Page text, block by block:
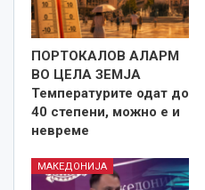
ПОРТОКАЛОВ АЛАРМ
ВО ЦЕЛА ЗЕМЈА
Температурите одат до
40 степени, можно е и
невреме
МАКЕДОНИЈА